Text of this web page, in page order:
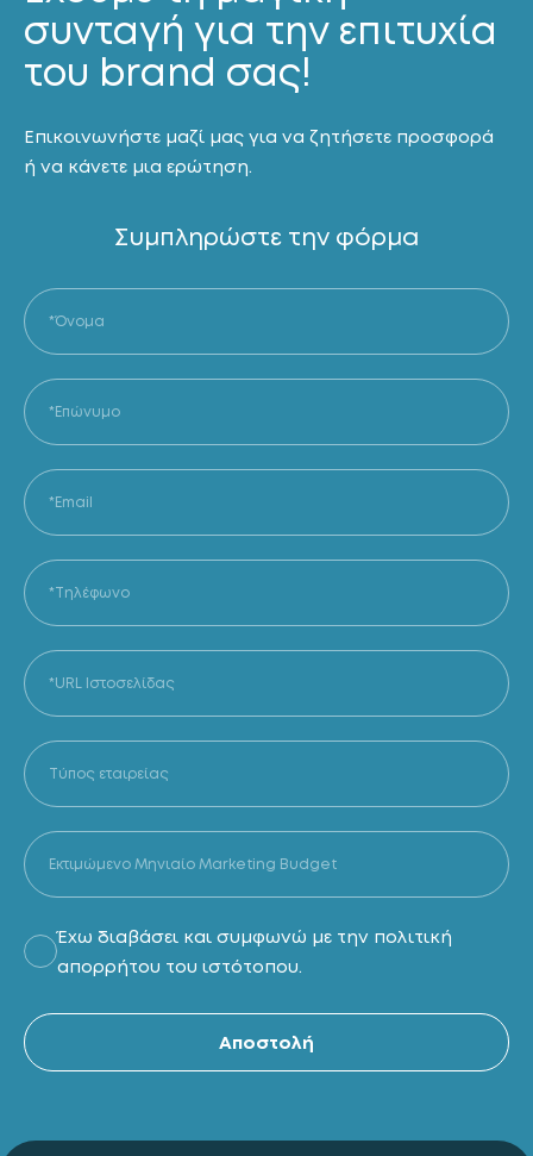
συνταγή για την επιτυχία
του brand σας!
Επικοινωνήστε μαζί μας για να ζητήσετε προσφορά
ή να κάνετε μια ερώτηση.
Συμπληρώστε την φόρμα
Έχω διαβάσει και συμφωνώ με την πολιτική
απορρήτου του ιστότοπου.
Αποστολή